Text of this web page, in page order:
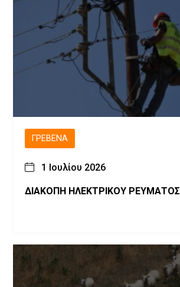
ΓΡΕΒΕΝΆ
1 Ιουλίου 2026
ΔΙΑΚΟΠΗ ΗΛΕΚΤΡΙΚΟΥ ΡΕΥΜΑΤΟΣ